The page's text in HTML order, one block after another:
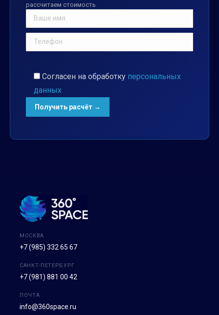
рассчитаем стоимость
Согласен на обработку персональных
данных
МОСКВА
+7 (985) 332 65 67
САНКТ-ПЕТЕРБУРГ
+7 (981) 881 00 42
ПОЧТА
info@360space.ru